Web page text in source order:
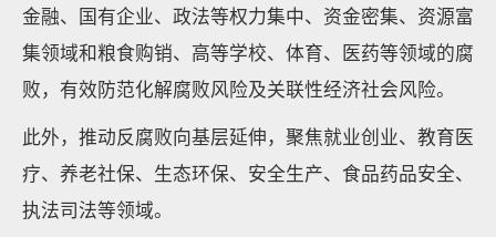
金融、国有企业、政法等权力集中、资金密集、资源富
集领域和粮食购销、高等学校、体育、医药等领域的腐
败，有效防范化解腐败风险及关联性经济社会风险。
此外，推动反腐败向基层延伸，聚焦就业创业、教育医
疗、养老社保、生态环保、安全生产、食品药品安全、
执法司法等领域。